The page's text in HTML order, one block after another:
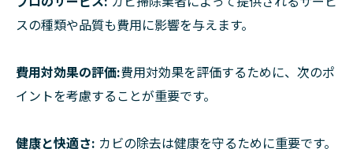
スの種類や品質も費用に影響を与えます。
費用対効果の評価:費用対効果を評価するために、次のポ
イントを考慮することが重要です。
健康と快適さ: カビの除去は健康を守るために重要です。